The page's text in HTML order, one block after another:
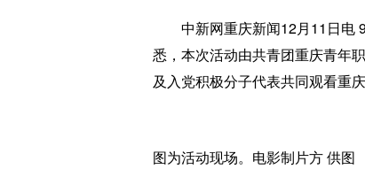
中新网重庆新闻12月11日电 9
悉，本次活动由共青团重庆青年
及入党积极分子代表共同观看重
图为活动现场。电影制片方 供图